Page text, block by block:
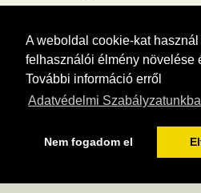
A weboldal cookie-kat
felhasználói élmény növelése
További információ erről
Adatvédelmi
Nem fogadom el
Tudj meg többet városodról!
menü, cégek…. és minden, ami Győr
MÉDIAAJÁNLÓ ADATVÉDELEM